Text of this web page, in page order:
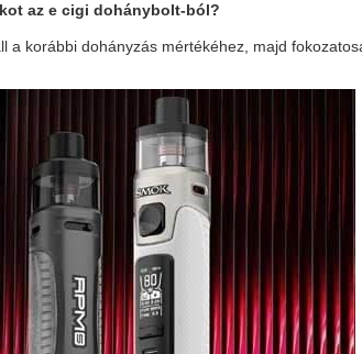
aze cigi dohánybolt-ból?
a korábbi dohányzás mértékéhez, majd